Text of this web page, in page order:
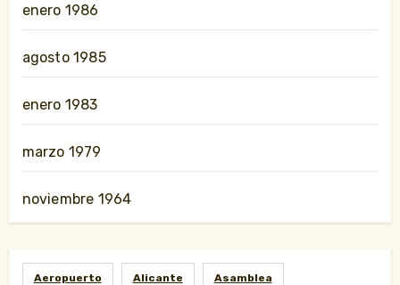
enero 1986
agosto 1985
enero 1983
marzo 1979
noviembre 1964
Aeropuerto Alicante Asamblea